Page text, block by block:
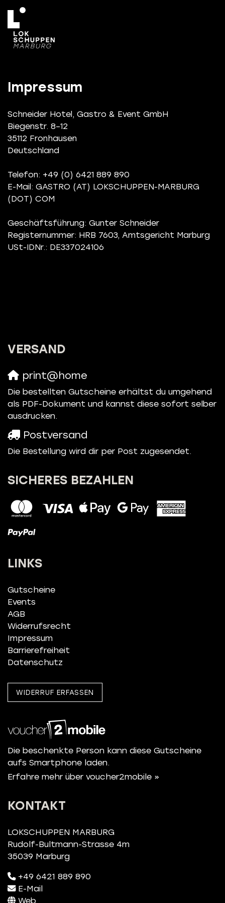
Impressum
Schneider Hotel, Gastro & Event GmbH
Biegenstr. 8–12
35112 Fronhausen
Deutschland
Telefon: +49 (0) 6421 889 890
E-Mail: GASTRO (AT) LOKSCHUPPEN-MARBURG
(DOT) COM
Geschäftsführung: Gunter Schneider
Registernummer: HRB 7603, Amtsgericht Marburg
USt-IDNr.: DE337024106
VERSAND
print@home
Die bestellten Gutscheine erhältst du umgehend
als PDF-Dokument und kannst diese sofort selber
ausdrucken.
Postversand
Die Bestellung wird dir per Post zugesendet.
SICHERES BEZAHLEN
LINKS
Gutscheine
Events
AGB
Widerrufsrecht
Impressum
Barrierefreiheit
Datenschutz
WIDERRUF ERFASSEN
Die beschenkte Person kann diese Gutscheine
aufs Smartphone laden.
Erfahre mehr über voucher2mobile »
KONTAKT
LOKSCHUPPEN MARBURG
Rudolf-Bultmann-Strasse 4m
35039 Marburg
+49 6421 889 890
E-Mail
Web